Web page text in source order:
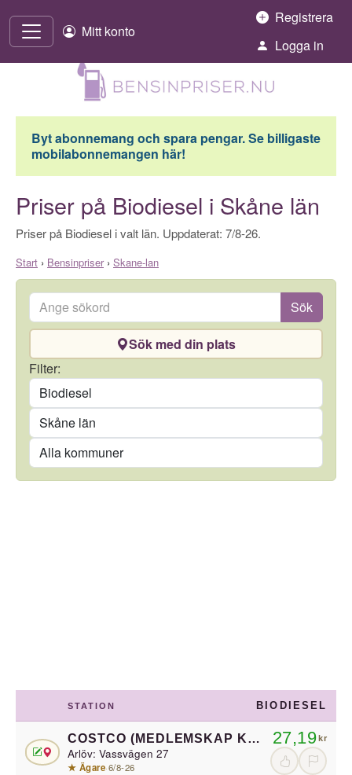
Mitt konto
Registrera
Logga in
Byt abonnemang och spara pengar. Se billigaste
mobilabonnemangen här!
Priser på Biodiesel i Skåne län
Priser på Biodiesel i valt län. Uppdaterat: 7/8-26.
Start › Bensinpriser› Skane-lan
Ange sökord Sök
Sök med din plats
Filter:
Län
Kommun
STATION BIODIESEL
COSTCO (MEDLEMSKAP KRÄVS) BURLÖV
Arlöv: Vassvägen 27
★ Ägare·6/8-26
27,19kr